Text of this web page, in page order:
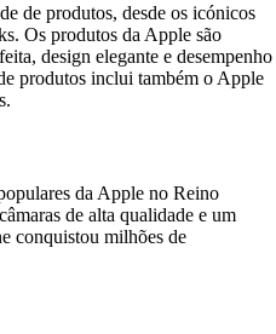
de produtos, desde os icónicos
Os produtos da Apple são
design elegante e desempenho
produtos inclui também o Apple
da Apple no Reino
de alta qualidade e um
conquistou milhões de